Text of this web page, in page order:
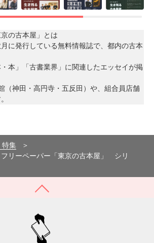
の古本屋」とは
に発行している無料情報誌で、都内の古本
本」「古書業界」に関連したエッセイが掲
（神田・高円寺・五反田）や、組合員店舗
特集
リーペーパー「東京の古本屋」 シリ